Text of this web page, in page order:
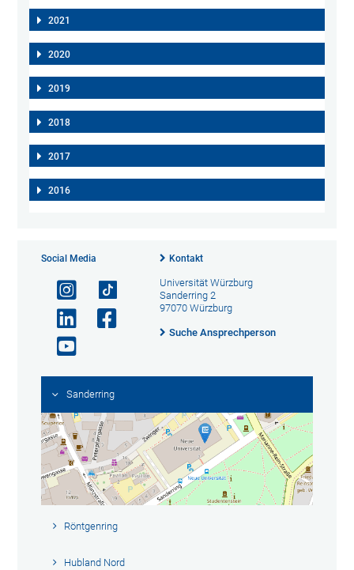
2021
2020
2019
2018
2017
2016
Social Media Kontakt
Universität Würzburg
Sanderring 2
97070 Würzburg
Suche Ansprechperson
Sanderring
Röntgenring
Hubland Nord